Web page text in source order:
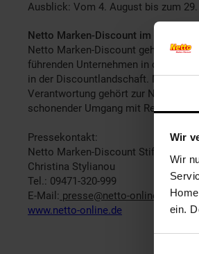
Wir
Wir
ein.
Ausblick: Vom 4. August bis zum
Netto Marken-Discount im Profil:
Netto Marken-Discount gehört mit
führenden Unternehmen in der
in der Discountlandschaft. Netto ist
Verantwortung gehört zur Netto-
schonender Umgang mit
Pressekontakt:
Netto Marken-Discount Stiftung & Co.
Christina Stylianou
Tel.: 09471-320-999
E-Mail: presse@netto-online.de
www.netto-online.de